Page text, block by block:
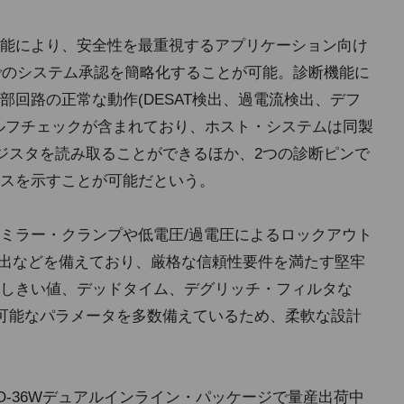
により、安全性を最重視するアプリケーション向け
システム承認を簡略化することが可能。診断機能に
回路の正常な動作(DESAT検出、過電流検出、デフ
チェックが含まれており、ホスト・システムは同製
タを読み取ることができるほか、2つの診断ピンで
を示すことが可能だという。
ラー・クランプや低電圧/過電圧によるロックアウト
などを備えており、厳格な信頼性要件を満たす堅牢
きい値、デッドタイム、デグリッチ・フィルタな
なパラメータを多数備えているため、柔軟な設計
36Wデュアルインライン・パッケージで量産出荷中